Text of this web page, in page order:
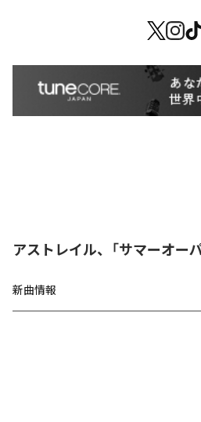
アストレイル、「サマーオー
新曲情報